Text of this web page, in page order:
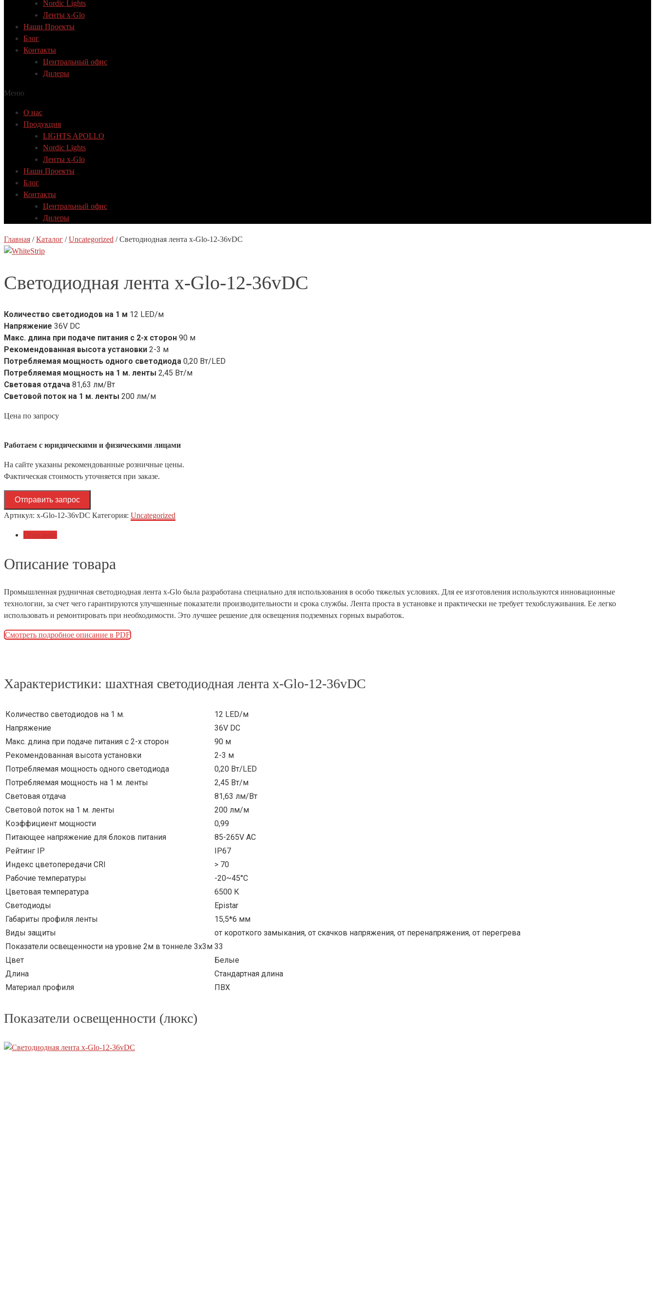
Nordic Lights
Ленты x-Glo
Наши Проекты
Блог
Контакты
Центральный офис
Дилеры
Меню
О нас
Продукция
LIGHTS APOLLO
Nordic Lights
Ленты x-Glo
Наши Проекты
Блог
Контакты
Центральный офис
Дилеры
Главная / Каталог / Uncategorized / Светодиодная лента x-Glo-12-36vDC
Светодиодная лента x-Glo-12-36vDC
Количество светодиодов на 1 м 12 LED/м
Напряжение 36V DC
Макс. длина при подаче питания с 2-х сторон 90 м
Рекомендованная высота установки 2-3 м
Потребляемая мощность одного светодиода 0,20 Вт/LED
Потребляемая мощность на 1 м. ленты 2,45 Вт/м
Световая отдача 81,63 лм/Вт
Световой поток на 1 м. ленты 200 лм/м
Цена по запросу
Работаем с юридическими и физическими лицами
На сайте указаны рекомендованные розничные цены.
Фактическая стоимость уточняется при заказе.
Отправить запрос
Артикул: x-Glo-12-36vDC Категория: Uncategorized
Описание
Описание товара
Промышленная рудничная светодиодная лента x-Glo была разработана специально для использования в особо тяжелых условиях. Для ее изготовления используются инновационные
технологии, за счет чего гарантируются улучшенные показатели производительности и срока службы. Лента проста в установке и практически не требует техобслуживания. Ее легко
использовать и ремонтировать при необходимости. Это лучшее решение для освещения подземных горных выработок.
Смотреть подробное описание в PDF
Характеристики: шахтная светодиодная лента x-Glo-12-36vDC
Количество светодиодов на 1 м.
12 LED/м
Напряжение
36V DC
Макс. длина при подаче питания с 2-х сторон
90 м
Рекомендованная высота установки
2-3 м
Потребляемая мощность одного светодиода
0,20 Вт/LED
Потребляемая мощность на 1 м. ленты
2,45 Вт/м
Световая отдача
81,63 лм/Вт
Световой поток на 1 м. ленты
200 лм/м
Коэффициент мощности
0,99
Питающее напряжение для блоков питания
85-265V AC
Рейтинг IP
IP67
Индекс цветопередачи CRI
> 70
Рабочие температуры
-20~45°С
Цветовая температура
6500 К
Светодиоды
Epistar
Габариты профиля ленты
15,5*6 мм
Виды защиты
от короткого замыкания, от скачков напряжения, от перенапряжения, от перегрева
Показатели освещенности на уровне 2м в тоннеле 3х3м 33
Цвет
Белые
Длина
Стандартная длина
Материал профиля
ПВХ
Показатели освещенности (люкс)